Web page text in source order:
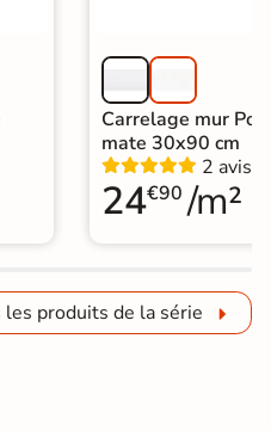
Carrelage mur
mate 30x90 cm
2 avis
24€90 /m²
les produits de la série